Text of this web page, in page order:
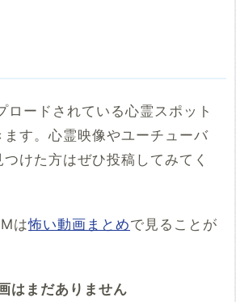
ロードされている心霊スポット
す。心霊映像やユーチューバ
けた方はぜひ投稿してみてく
は怖い動画まとめで見ることが
はまだありません